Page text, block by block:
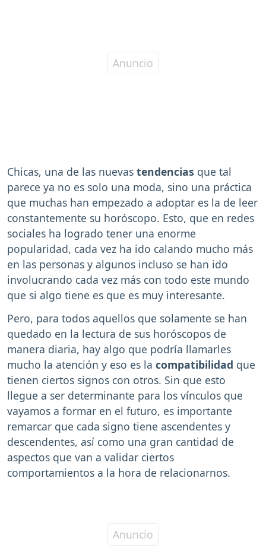
Chicas, una de las nuevas tendencias que tal
parece ya no es solo una moda, sino una práctica
que muchas han empezado a adoptar es la de leer
constantemente su horóscopo. Esto, que en redes
sociales ha logrado tener una enorme
popularidad, cada vez ha ido calando mucho más
en las personas y algunos incluso se han ido
involucrando cada vez más con todo este mundo
que si algo tiene es que es muy interesante.
Pero, para todos aquellos que solamente se han
quedado en la lectura de sus horóscopos de
manera diaria, hay algo que podría llamarles
mucho la atención y eso es la compatibilidad que
tienen ciertos signos con otros. Sin que esto
llegue a ser determinante para los vínculos que
vayamos a formar en el futuro, es importante
remarcar que cada signo tiene ascendentes y
descendentes, así como una gran cantidad de
aspectos que van a validar ciertos
comportamientos a la hora de relacionarnos.